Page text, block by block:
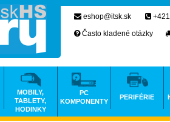
eshop@itsk.sk
Často kladené otázky
MOBILY,
TABLETY,
HODINKY
PC
KOMPONENTY
PERIFÉRIE